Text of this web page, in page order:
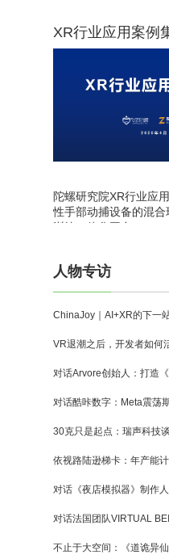
XR行业应用案例
陀螺研究院XR行业应
性手部动捕设备的混
训练一体化平台
人物专访